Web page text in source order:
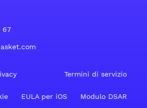
67
Termini di servizio
EULA per iOS Modulo DSAR